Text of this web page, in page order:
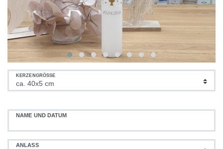
KERZENGRÖSSE
NAME UND DATUM
ANLASS